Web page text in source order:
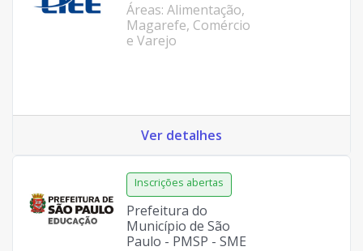
Áreas: Alimentação,
Magarefe, Comércio
e Varejo
Ver detalhes
Prefeitura do
Município de São
Paulo - PMSP - SME